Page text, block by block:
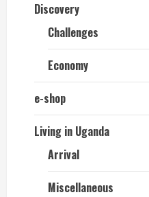
Discovery
Challenges
Economy
e-shop
Living in Uganda
Arrival
Miscellaneous